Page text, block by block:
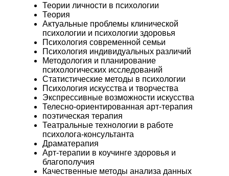
Теории личности в психологии
Теория
Актуальные проблемы клинической
психологии и психологии здоровья
Психология современной семьи
Психология индивидуальных различий
Методология и планирование
психологических исследований
Статистические методы в психологии
Психология искусства и творчества
Экспрессивные возможности искусства
Телесно-ориентированная арт-терапия
поэтическая терапия
Театральные технологии в работе
психолога-консультанта
Драматерапия
Арт-терапии в коучинге здоровья и
благополучия
Качественные методы анализа данных